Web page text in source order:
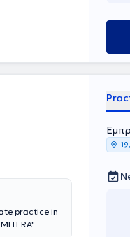
practice in